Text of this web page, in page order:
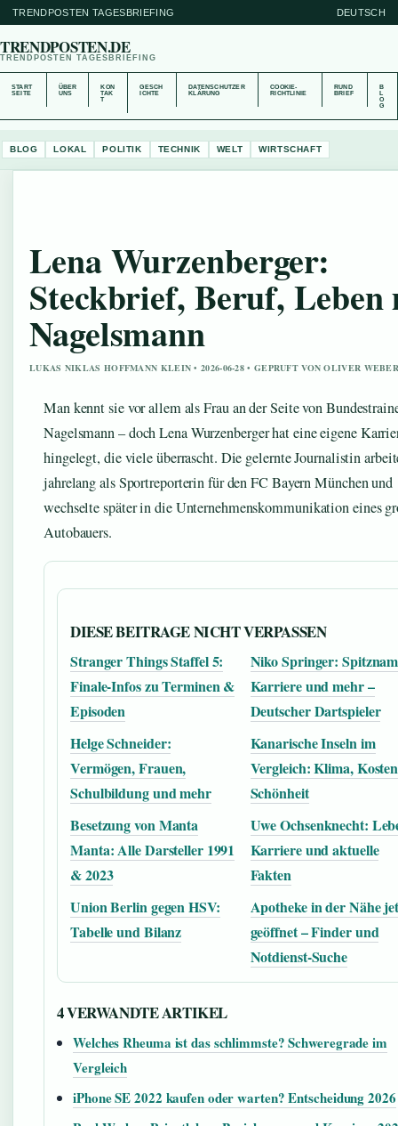
TRENDPOSTEN TAGESBRIEFING DEUTSCH
TRENDPOSTEN.DE
TRENDPOSTEN TAGESBRIEFING
START
SEITE
ÜBER
UNS
KON
TAK
T
GESCH
ICHTE
DATENSCHUTZER
KLÄRUNG
COOKIE-
RICHTLINIE
RUND
BRIEF
B
O
G
BLOG LOKAL POLITIK TECHNIK WELT WIRTSCHAFT
Lena Wurzenberger:
Steckbrief, Beruf,
Nagelsmann
LUKAS NIKLAS HOFFMANN KLEIN • 2026-06-28 • GEPRUFT VON OLIVER
Man kennt sie vor allem als Frau an der Seite von
Nagelsmann – doch Lena Wurzenberger hat eine eigene
hingelegt, die viele überrascht. Die gelernte Journalistin
jahrelang als Sportreporterin für den FC Bayern München und
wechselte später in die Unternehmenskommunikation eines
Autobauers.
DIESE BEITRAGE NICHT VERPASSEN
Stranger Things Staffel 5:
Finale-Infos zu Terminen &
Episoden
Niko Springer:
Karriere und mehr –
Deutscher Dartspieler
Helge Schneider:
Vermögen, Frauen,
Schulbildung und mehr
Kanarische Inseln im
Vergleich: Klima,
Schönheit
Besetzung von Manta
Manta: Alle Darsteller 1991
& 2023
Uwe Ochsenknecht:
Karriere und aktuelle
Fakten
Union Berlin gegen HSV:
Tabelle und Bilanz
Apotheke in der Nähe
geöffnet – Finder und
Notdienst-Suche
4 VERWANDTE ARTIKEL
Welches Rheuma ist das schlimmste? Schweregrade im
Vergleich
iPhone SE 2022 kaufen oder warten? Entscheidung 2026